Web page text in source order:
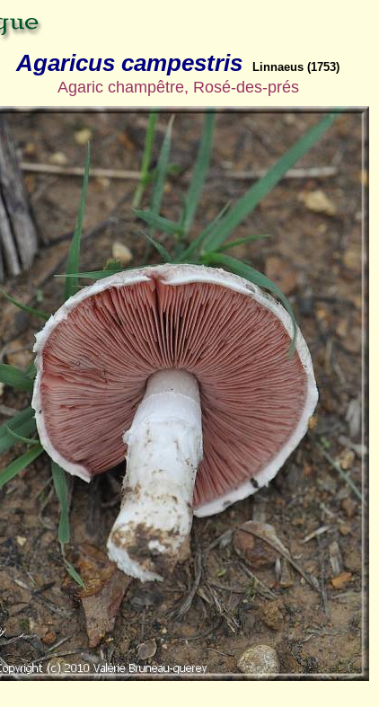
Agaricus campestris Linnaeus (1753)
Agaric champêtre, Rosé-des-prés